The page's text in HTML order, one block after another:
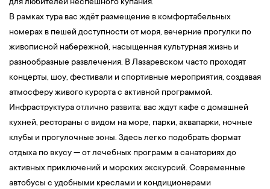
для любителей неспешного купания.
В рамках тура вас ждёт размещение в комфортабельных
номерах в пешей доступности от моря, вечерние прогулки по
живописной набережной, насыщенная культурная жизнь и
разнообразные развлечения. В Лазаревском часто проходят
концерты, шоу, фестивали и спортивные мероприятия, создавая
атмосферу живого курорта с активной программой.
Инфраструктура отлично развита: вас ждут кафе с домашней
кухней, рестораны с видом на море, парки, аквапарки, ночные
клубы и прогулочные зоны. Здесь легко подобрать формат
отдыха по вкусу — от лечебных программ в санаториях до
активных приключений и морских экскурсий. Современные
автобусы с удобными креслами и кондиционерами